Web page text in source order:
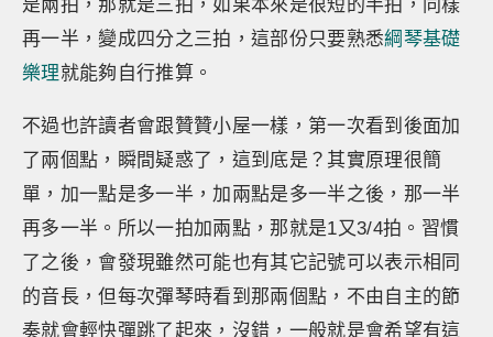
是兩拍，那就是三拍，如果本來是很短的半拍，同樣
再一半，變成四分之三拍，這部份只要熟悉綱琴基礎
樂理就能夠自行推算。
不過也許讀者會跟贊贊小屋一樣，第一次看到後面加
了兩個點，瞬間疑惑了，這到底是？其實原理很簡
單，加一點是多一半，加兩點是多一半之後，那一半
再多一半。所以一拍加兩點，那就是1又3/4拍。習慣
了之後，會發現雖然可能也有其它記號可以表示相同
的音長，但每次彈琴時看到那兩個點，不由自主的節
奏就會輕快彈跳了起來，沒錯，一般就是會希望有這